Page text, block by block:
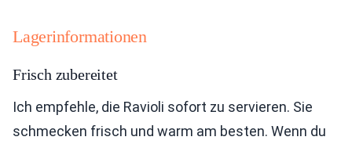
Lagerinformationen
Frisch zubereitet
Ich empfehle, die Ravioli sofort zu servieren. Sie
schmecken frisch und warm am besten. Wenn du